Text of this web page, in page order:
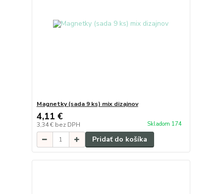
Magnetky (sada 9 ks) mix dizajnov
4,11 €
3,34 € bez DPH Skladom 174
Pridať do košíka